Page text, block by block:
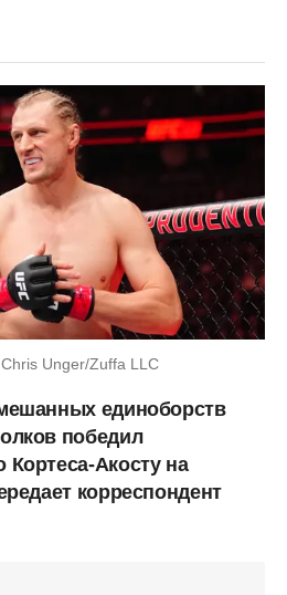
Unger/Zuffa LLC
единоборств
победил
Акосту на
корреспондент